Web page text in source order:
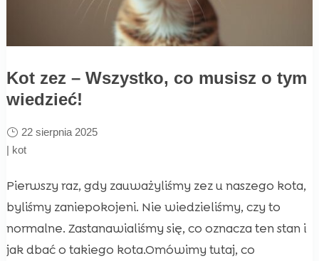
Kot zez – Wszystko, co musisz o tym
wiedzieć!
22 sierpnia 2025
| kot
Pierwszy raz, gdy zauważyliśmy zez u naszego kota,
byliśmy zaniepokojeni. Nie wiedzieliśmy, czy to
normalne. Zastanawialiśmy się, co oznacza ten stan i
jak dbać o takiego kota.Omówimy tutaj, co